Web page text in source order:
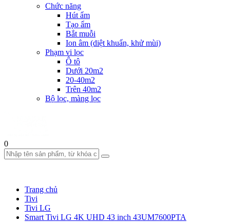
Chức năng
Hút ẩm
Tạo ẩm
Bắt muỗi
Ion âm (diệt khuẩn, khử mùi)
Phạm vi lọc
Ô tô
Dưới 20m2
20-40m2
Trên 40m2
Bộ lọc, màng lọc
0
Trang chủ
Tivi
Tivi LG
Smart Tivi LG 4K UHD 43 inch 43UM7600PTA